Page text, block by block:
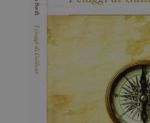
OUTLET
NEWSLETTER